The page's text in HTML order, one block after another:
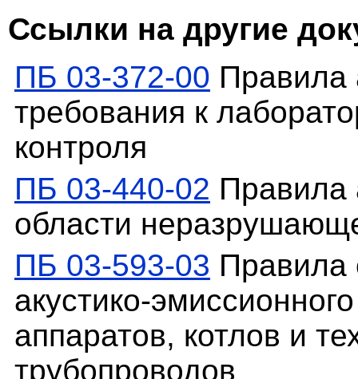
Ссылки на другие
ПБ 03-372-00 Правила
требования к
контроля
ПБ 03-440-02 Правила
области
ПБ 03-593-03 Правила
акустико-
аппаратов, котлов и
трубопроводов